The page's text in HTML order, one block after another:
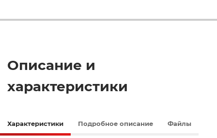
Описание и
характеристики
Характеристики Подробное описание Файлы